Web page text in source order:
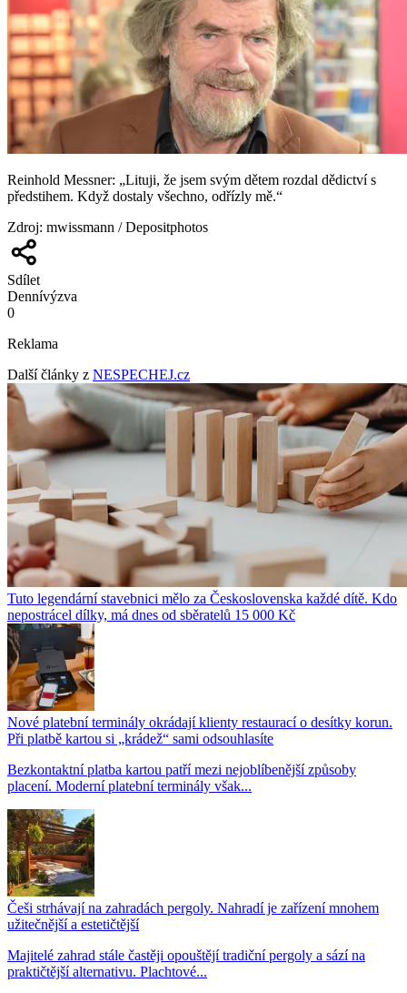
Reinhold Messner: „Lituji, že jsem svým dětem rozdal dědictví s
předstihem. Když dostaly všechno, odřízly mě.“
Zdroj: mwissmann / Depositphotos
Sdílet
Dennívýzva
0
Reklama
Další články z NESPECHEJ.cz
Tuto legendární stavebnici mělo za Československa každé dítě. Kdo
nepostrácel dílky, má dnes od sběratelů 15 000 Kč
Nové platební terminály okrádají klienty restaurací o desítky korun.
Při platbě kartou si „krádež“ sami odsouhlasíte
Bezkontaktní platba kartou patří mezi nejoblíbenější způsoby
placení. Moderní platební terminály však...
Češi strhávají na zahradách pergoly. Nahradí je zařízení mnohem
užitečnější a estetičtější
Majitelé zahrad stále častěji opouštějí tradiční pergoly a sází na
praktičtější alternativu. Plachtové...